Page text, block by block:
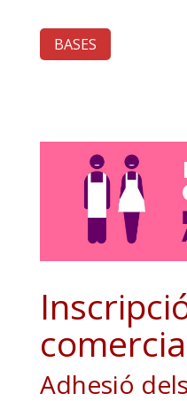
BASES
Adhesió